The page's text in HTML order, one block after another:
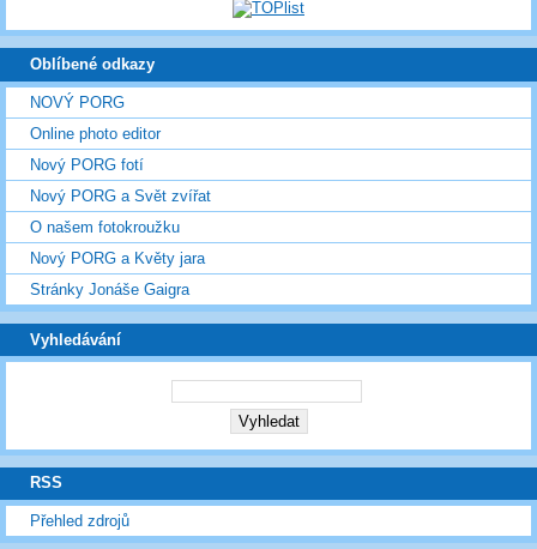
Oblíbené odkazy
NOVÝ PORG
Online photo editor
Nový PORG fotí
Nový PORG a Svět zvířat
O našem fotokroužku
Nový PORG a Květy jara
Stránky Jonáše Gaigra
Vyhledávání
RSS
Přehled zdrojů